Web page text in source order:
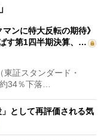
ンに特大反転の期待》
す第1四半期決算、…
証スタンダード・
34％下落…
として再評価される気